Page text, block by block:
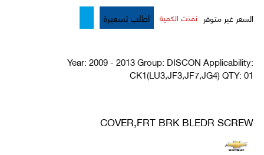
السعر غير متوفر نفذت الكمية اطلب تسعيرة
Year: 2009 - 2013 Group: DISCON Applicability:
CK1(LU3,JF3,JF7,JG4) QTY: 01
COVER,FRT BRK BLEDR SCREW